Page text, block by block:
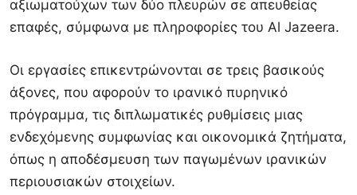
αξιωματούχων των δύο πλευρών σε απευθείας
επαφές, σύμφωνα με πληροφορίες του Al Jazeera.
Οι εργασίες επικεντρώνονται σε τρεις βασικούς
άξονες, που αφορούν το ιρανικό πυρηνικό
πρόγραμμα, τις διπλωματικές ρυθμίσεις μιας
ενδεχόμενης συμφωνίας και οικονομικά ζητήματα,
όπως η αποδέσμευση των παγωμένων ιρανικών
περιουσιακών στοιχείων.